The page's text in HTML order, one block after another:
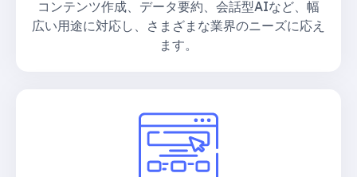
コンテンツ作成、データ要約、会話型AIなど、幅
広い用途に対応し、さまざまな業界のニーズに応え
ます。